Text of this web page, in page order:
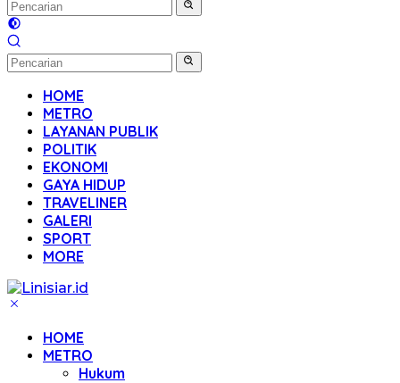
HOME
METRO
LAYANAN PUBLIK
POLITIK
EKONOMI
GAYA HIDUP
TRAVELINER
GALERI
SPORT
MORE
HOME
METRO
Hukum